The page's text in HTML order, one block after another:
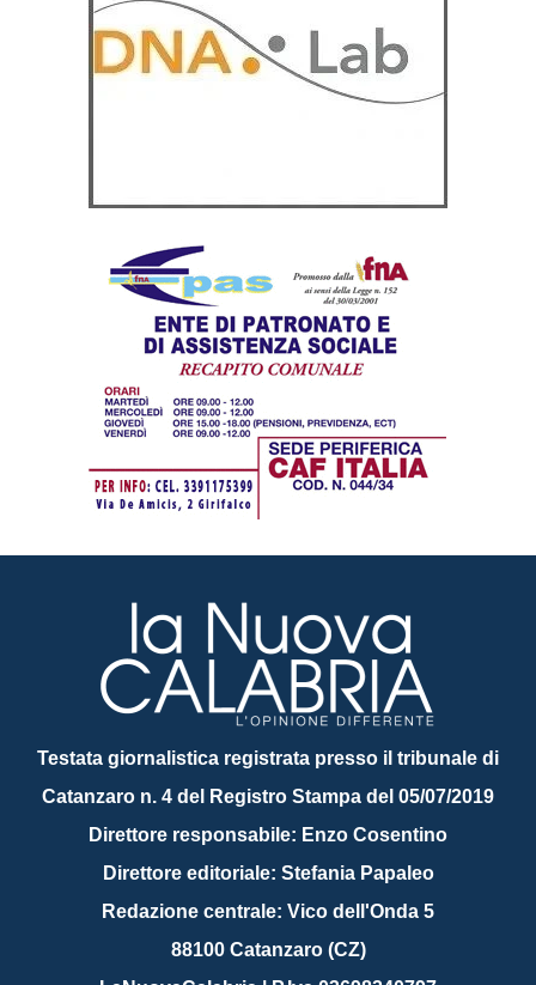
Testata giornalistica registrata presso il tribunale di
Catanzaro n. 4 del Registro Stampa del 05/07/2019
Direttore responsabile: Enzo Cosentino
Direttore editoriale: Stefania Papaleo
Redazione centrale: Vico dell'Onda 5
88100 Catanzaro (CZ)